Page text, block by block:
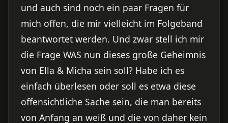
und auch sind noch ein paar Fragen für
mich offen, die mir vielleicht im Folgeband
beantwortet werden. Und zwar stell ich mir
die Frage WAS nun dieses große Geheimnis
von Ella & Micha sein soll? Habe ich es
einfach überlesen oder soll es etwa diese
offensichtliche Sache sein, die man bereits
von Anfang an weiß und die von daher kein